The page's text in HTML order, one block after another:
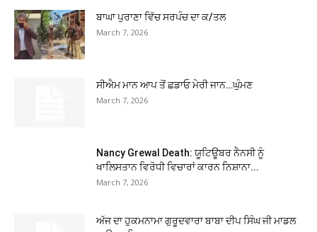
ਬਾਘਾ ਪੁਰਾਣਾ ਵਿੱਚ ਸਰਪੰਚ ਦਾ ਕ/ਤਲ
March 7, 2026
ਸੀਐਮ ਮਾਨ ਆਪ ਤੋਂ ਛਡਾਓ ਮੇਰੀ ਜਾਨ…ਘੁੰਮਣ
March 7, 2026
Nancy Grewal Death: ਯੂਟਿਊਬਰ ਨੈਨਸੀ ਨੂੰ
ਖਾਲਿਸਤਾਨ ਵਿਰੋਧੀ ਵਿਚਾਰਾਂ ਕਾਰਨ ਨਿਸ਼ਾਨਾ...
March 7, 2026
ਅੱਜ ਦਾ ਹੁਕਮਨਾਮਾ ਗੁਰੂਦਵਾਰਾ ਬਾਬਾ ਦੀਪ ਸਿੰਘ ਜੀ ਮਾਡਲ